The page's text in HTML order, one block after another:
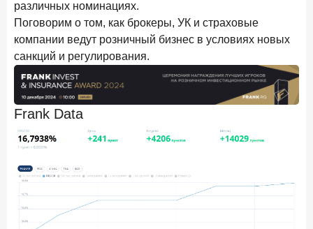
различных номинациях.
Поговорим о том, как брокеры, УК и страховые
компании ведут розничный бизнес в условиях новых
санкций и регулирования.
Frank Data